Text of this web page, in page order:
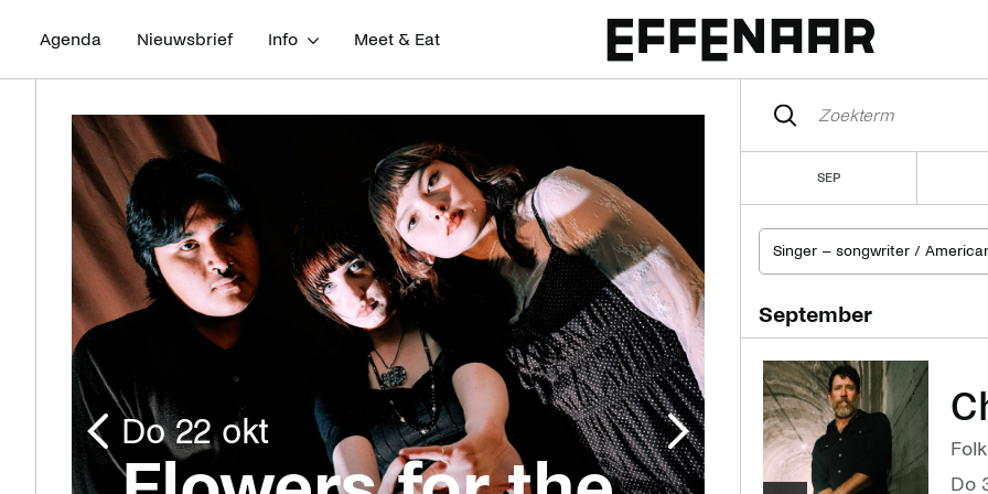
Agenda Nieuwsbrief Info Meet & Eat
do 22 okt
Vorige
afbeelding
Volgende
afbeelding
SEP
Verwijder filter Singer
Singer – songwriter /
september